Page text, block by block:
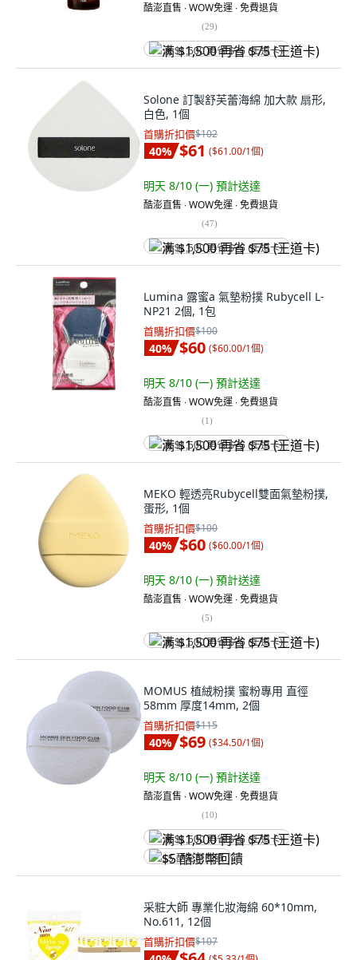
酷澎直售 ∙ WOW免運 ∙ 免費退貨
(29)
满 $1,500 再省 $75 (王道卡)
Solone 訂製舒芙蕾海綿 加大款 扇形,
白色, 1個
首購折扣價$102
40% $61 ($61.00/1個)
明天 8/10 (一) 預計送達
酷澎直售 ∙ WOW免運 ∙ 免費退貨
(47)
满 $1,500 再省 $75 (王道卡)
Lumina 露蜜a 氣墊粉撲 Rubycell L-
NP21 2個, 1包
首購折扣價$100
40% $60 ($60.00/1個)
明天 8/10 (一) 預計送達
酷澎直售 ∙ WOW免運 ∙ 免費退貨
(1)
满 $1,500 再省 $75 (王道卡)
MEKO 輕透亮Rubycell雙面氣墊粉撲,
蛋形, 1個
首購折扣價$100
40% $60 ($60.00/1個)
明天 8/10 (一) 預計送達
酷澎直售 ∙ WOW免運 ∙ 免費退貨
(5)
满 $1,500 再省 $75 (王道卡)
MOMUS 植絨粉撲 蜜粉專用 直徑
58mm 厚度14mm, 2個
首購折扣價$115
40% $69 ($34.50/1個)
明天 8/10 (一) 預計送達
酷澎直售 ∙ WOW免運 ∙ 免費退貨
(10)
满 $1,500 再省 $75 (王道卡)
$5 酷澎幣回饋
采粧大師 專業化妝海綿 60*10mm,
No.611, 12個
首購折扣價$107